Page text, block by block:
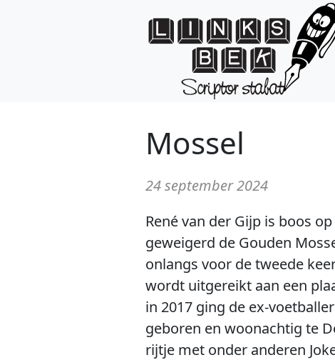
Mossel
24 september 2024
René van der Gijp is boos
geweigerd de Gouden
onlangs voor de tweede
wordt uitgereikt aan een
in 2017 ging de ex-
geboren en woonachtig te
rijtje met onder anderen